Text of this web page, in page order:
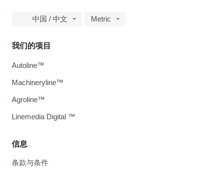
中国 / 中文 Metric
信息
条款与条件
我们的项目
Autoline™
Machineryline™
Agroline™
Linemedia Digital ™